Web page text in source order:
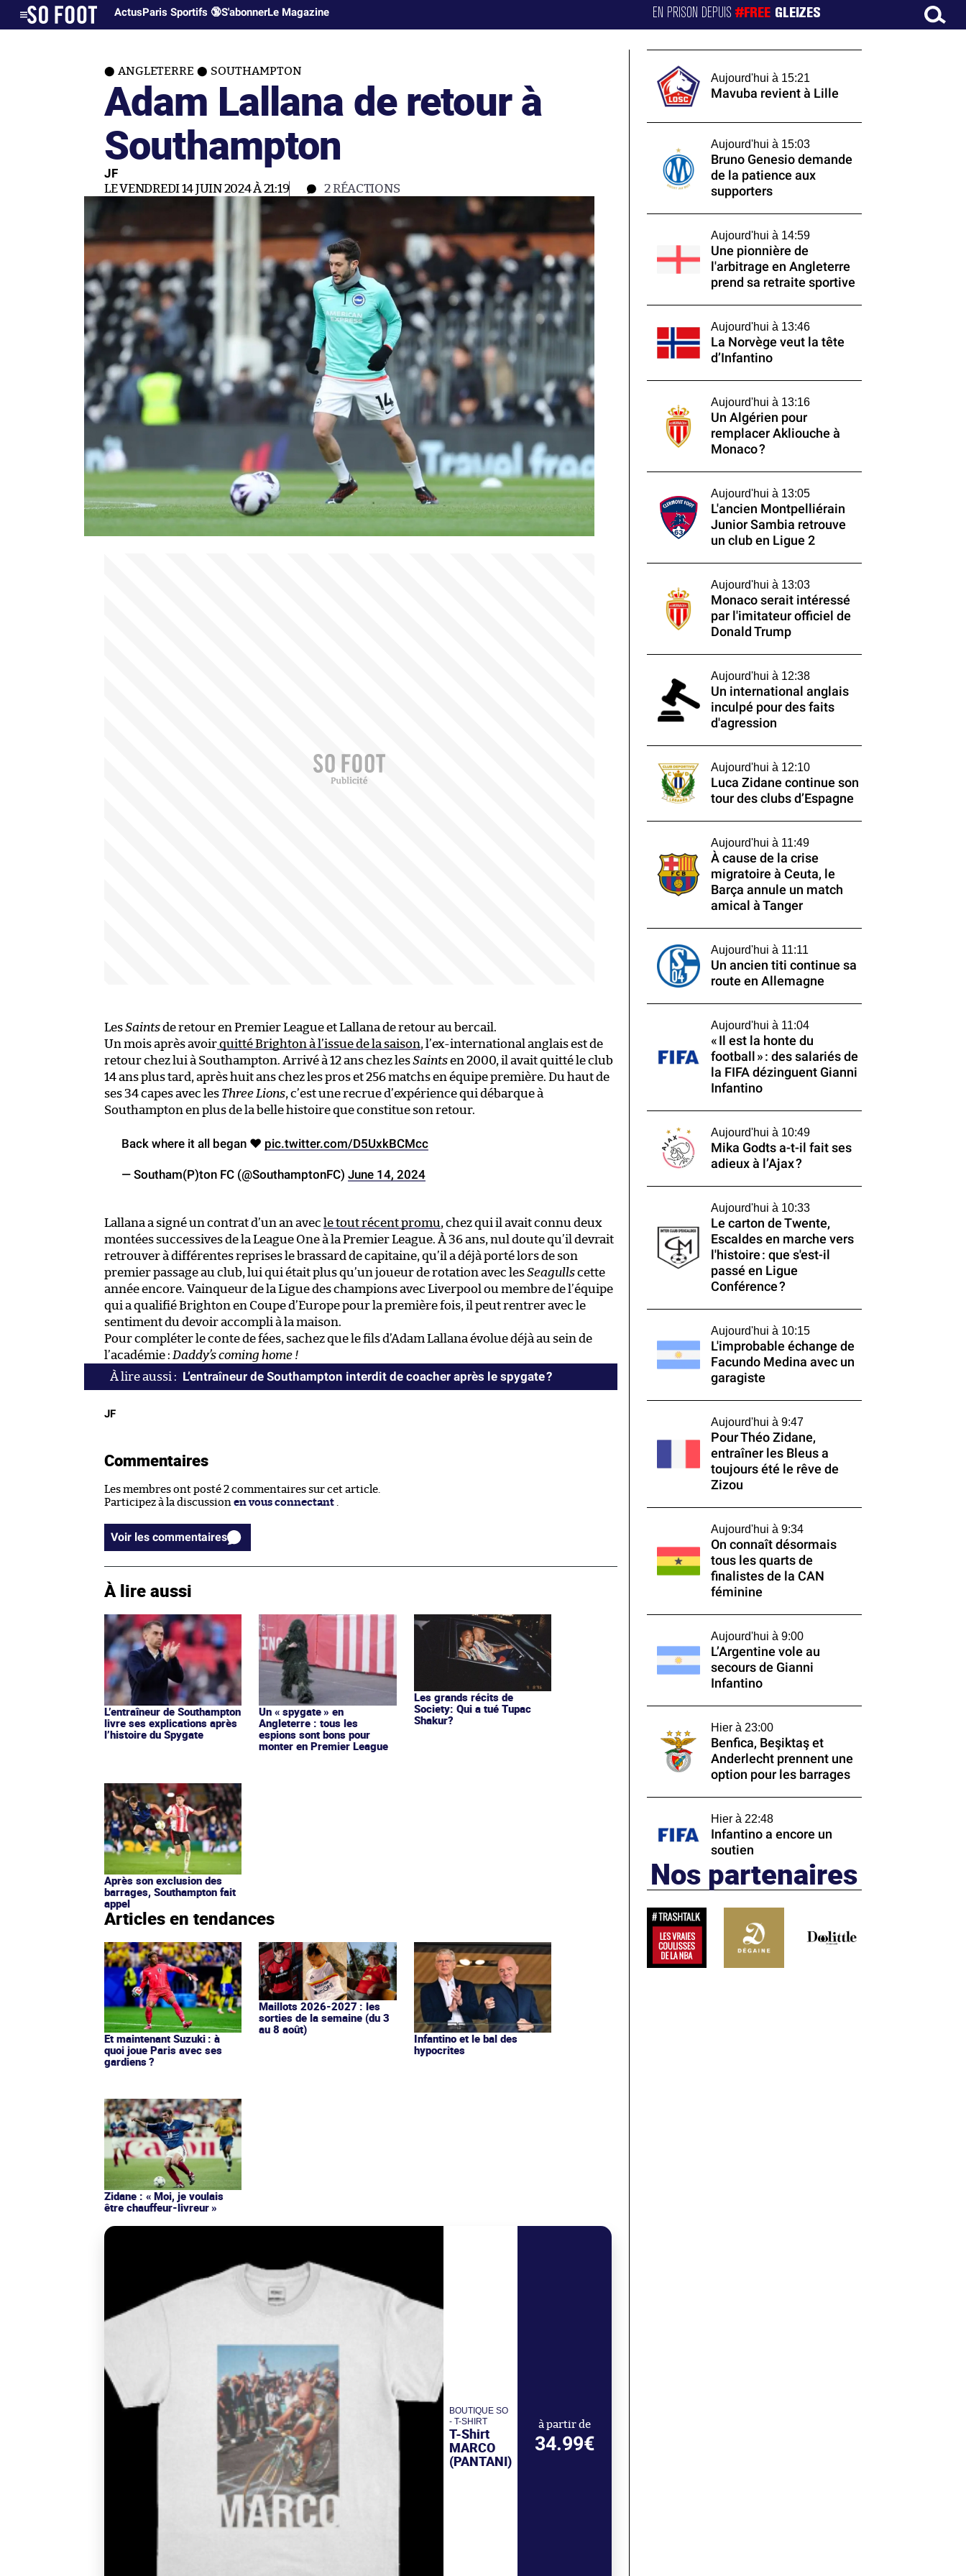
ActusParis Sportifs 🔞S'abonnerLe Magazine EN PRISON DEPUIS#FREE GLEIZES
ANGLETERRE SOUTHAMPTON
Adam Lallana de retour à
Southampton
JF
LE VENDREDI 14 JUIN 2024 À 21:19 2RÉACTIONS
LesSaintsde retour en Premier League et Lallana de retour au bercail.
Un mois après avoirquitté Brighton à l’issue de la saison, l’ex-international anglais est de
retour chez lui à Southampton. Arrivé à 12 ans chez lesSaintsen 2000, il avait quitté le club
14 ans plus tard, après huit ans chez les pros et 256 matchs en équipe première. Du haut de
ses 34 capes avec les Three Lions, c’est une recrue d’expérience qui débarque à
Southampton en plus de la belle histoire que constitue son retour.
Back where it all began ❤️ pic.twitter.com/D5UxkBCMcc
— Southam(P)ton FC (@SouthamptonFC) June 14, 2024
Lallana a signé un contrat d’un an avec le tout récent promu, chez qui il avait connu deux
montées successives de la League One à la Premier League. À 36 ans, nul doute qu’il devrait
retrouver à différentes reprises le brassard de capitaine, qu’il a déjà porté lors de son
premier passage au club, lui qui était plus qu’un joueur de rotation avec lesSeagullscette
année encore. Vainqueur de la Ligue des champions avec Liverpool ou membre de l’équipe
qui a qualifié Brighton en Coupe d’Europe pour la première fois, il peut rentrer avec le
sentiment du devoir accompli à la maison.
Pour compléter le conte de fées, sachez que le fils d’Adam Lallana évolue déjà au sein de
l’académie : Daddy’s coming home !
L’entraîneur de Southampton interdit de coacher après le spygate ?
JF
Commentaires
Les membres ont posté 2 commentaires sur cet article.
Participez à la discussion en vous connectant
Voir les commentaires
À lire aussi
L’entraîneur de Southampton
livre ses explications après
l’histoire du Spygate
Un « spygate » en
Angleterre : tous les
espions sont bons pour
monter en Premier League
Les grands récits de
Society: Qui a tué Tupac
Shakur?
Après son exclusion des
barrages, Southampton fait
appel
Articles en tendances
Et maintenant Suzuki : à
quoi joue Paris avec ses
gardiens ?
Maillots 2026-2027 : les
sorties de la semaine (du 3
au 8 août)
Infantino et le bal des
hypocrites
Zidane : « Moi, je voulais
être chauffeur-livreur »
BOUTIQUE SO
- T-SHIRT
T-Shirt
MARCO
(PANTANI)
à partir de
34.99€
Aujourd'hui à 15:21
Mavuba revient à Lille
Aujourd'hui à 15:03
Bruno Genesio demande
de la patience aux
supporters
Aujourd'hui à 14:59
Une pionnière de
l'arbitrage en Angleterre
prend sa retraite sportive
Aujourd'hui à 13:46
La Norvège veut la tête
d’Infantino
Aujourd'hui à 13:16
Un Algérien pour
remplacer Akliouche à
Monaco ?
Aujourd'hui à 13:05
L'ancien Montpelliérain
Junior Sambia retrouve
un club en Ligue 2
Aujourd'hui à 13:03
Monaco serait intéressé
par l'imitateur officiel de
Donald Trump
Aujourd'hui à 12:38
Un international anglais
inculpé pour des faits
d'agression
Aujourd'hui à 12:10
Luca Zidane continue son
tour des clubs d’Espagne
Aujourd'hui à 11:49
À cause de la crise
migratoire à Ceuta, le
Barça annule un match
amical à Tanger
Aujourd'hui à 11:11
Un ancien titi continue sa
route en Allemagne
Aujourd'hui à 11:04
« Il est la honte du
football » : des salariés de
la FIFA dézinguent Gianni
Infantino
Aujourd'hui à 10:49
Mika Godts a-t-il fait ses
adieux à l’Ajax ?
Aujourd'hui à 10:33
Le carton de Twente,
Escaldes en marche vers
l'histoire : que s'est-il
passé en Ligue
Conférence ?
Aujourd'hui à 10:15
L'improbable échange de
Facundo Medina avec un
garagiste
Aujourd'hui à 9:47
Pour Théo Zidane,
entraîner les Bleus a
toujours été le rêve de
Zizou
Aujourd'hui à 9:34
On connaît désormais
tous les quarts de
finalistes de la CAN
féminine
Aujourd'hui à 9:00
L’Argentine vole au
secours de Gianni
Infantino
Hier à 23:00
Benfica, Beşiktaş et
Anderlecht prennent une
option pour les barrages
Hier à 22:48
Infantino a encore un
soutien
Nos partenaires